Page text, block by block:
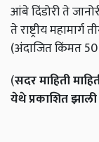
आंबे दिंडोरी ते
ते राष्ट्रीय
(अंदाजित किंमत
(सदर माहिती
येथे प्रकाशित